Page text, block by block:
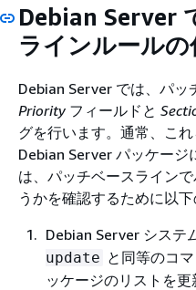
Debian Server
ラインルールの
Debian Server では、パッ
Priority フィールドと
グを行います。通常、こ
Debian Server パッケー
は、パッチベースライン
うかを確認するために以下
Debian Server システ
update と同等のコ
ッケージのリストを